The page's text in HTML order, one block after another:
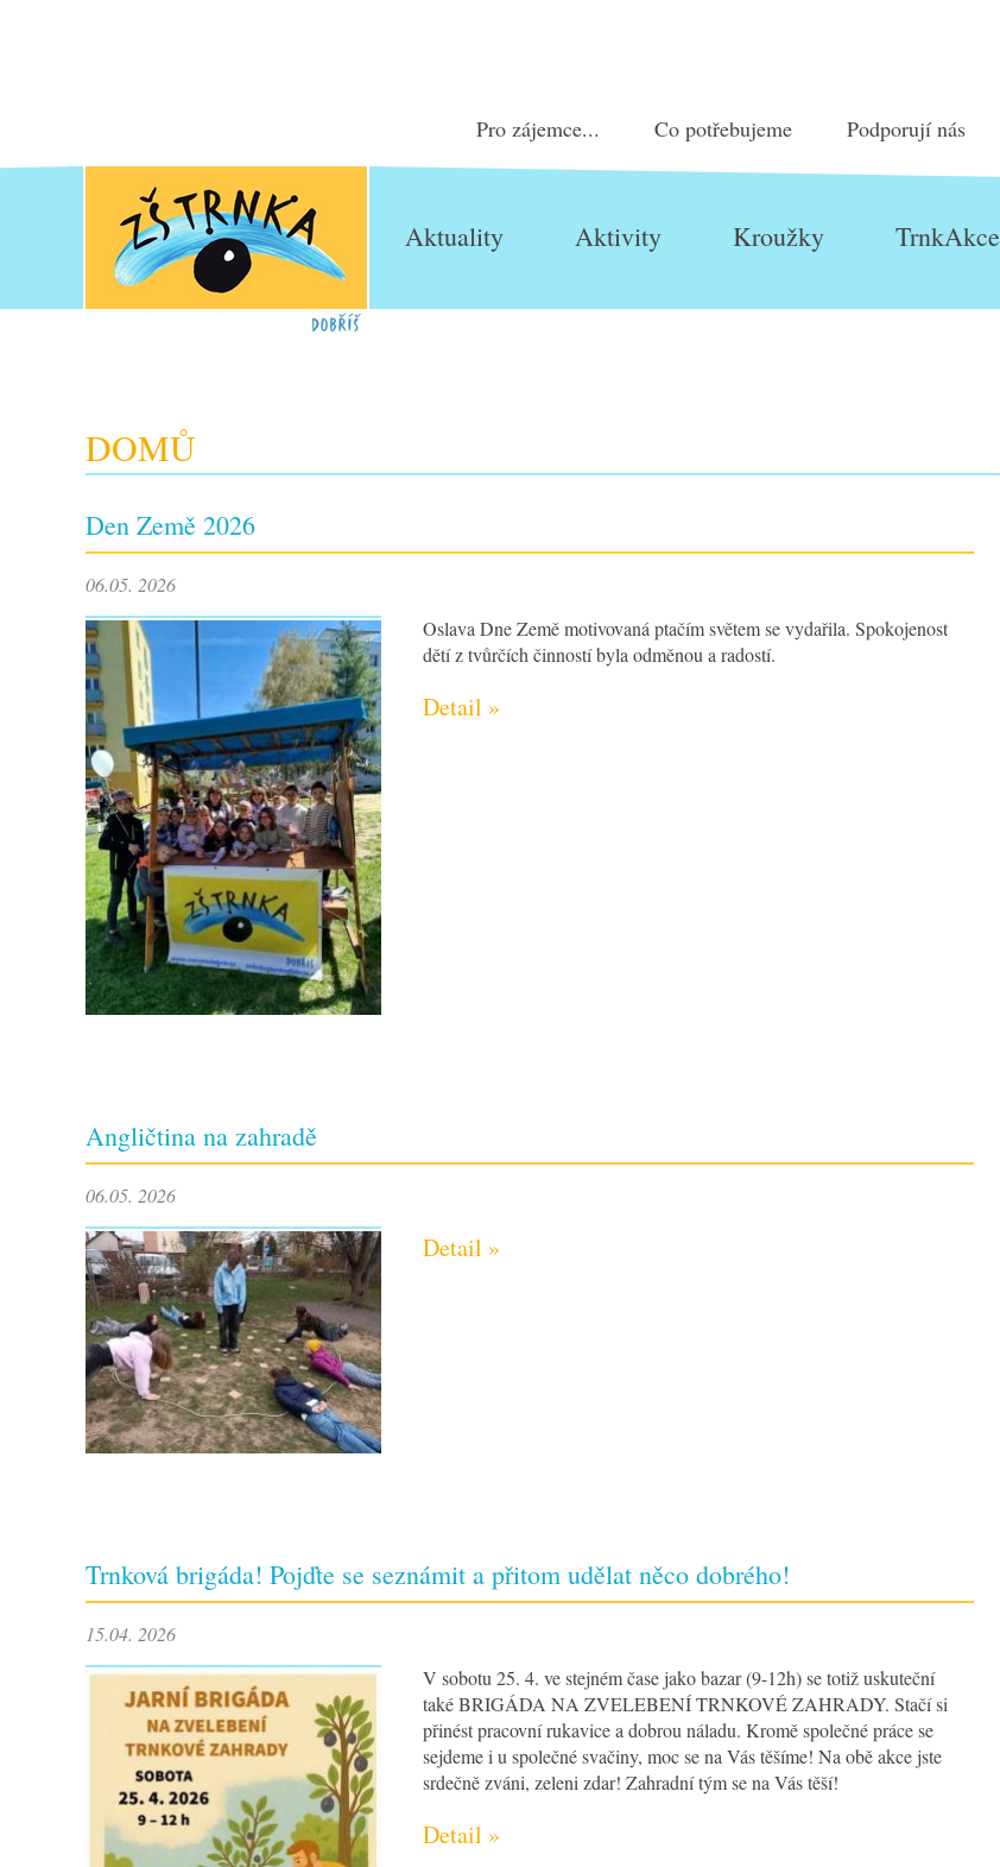
Pro zájemce... Co potřebujeme Podporují nás
ZŠ Trnka Dobříš
Aktuality Aktivity Kroužky TrnkAkce
DOMŮ
Den Země 2026
06.05. 2026
Oslava Dne Země motivovaná ptačím světem se vydařila. Spokojenost
dětí z tvůrčích činností byla odměnou a radostí.
Detail »
Angličtina na zahradě
06.05. 2026
Detail »
Trnková brigáda! Pojďte se seznámit a přitom udělat něco dobrého!
15.04. 2026
V sobotu 25. 4. ve stejném čase jako bazar (9-12h) se totiž uskuteční
také BRIGÁDA NA ZVELEBENÍ TRNKOVÉ ZAHRADY. Stačí si
přinést pracovní rukavice a dobrou náladu. Kromě společné práce se
sejdeme i u společné svačiny, moc se na Vás těšíme! Na obě akce jste
srdečně zváni, zeleni zdar! Zahradní tým se na Vás těší!
Detail »